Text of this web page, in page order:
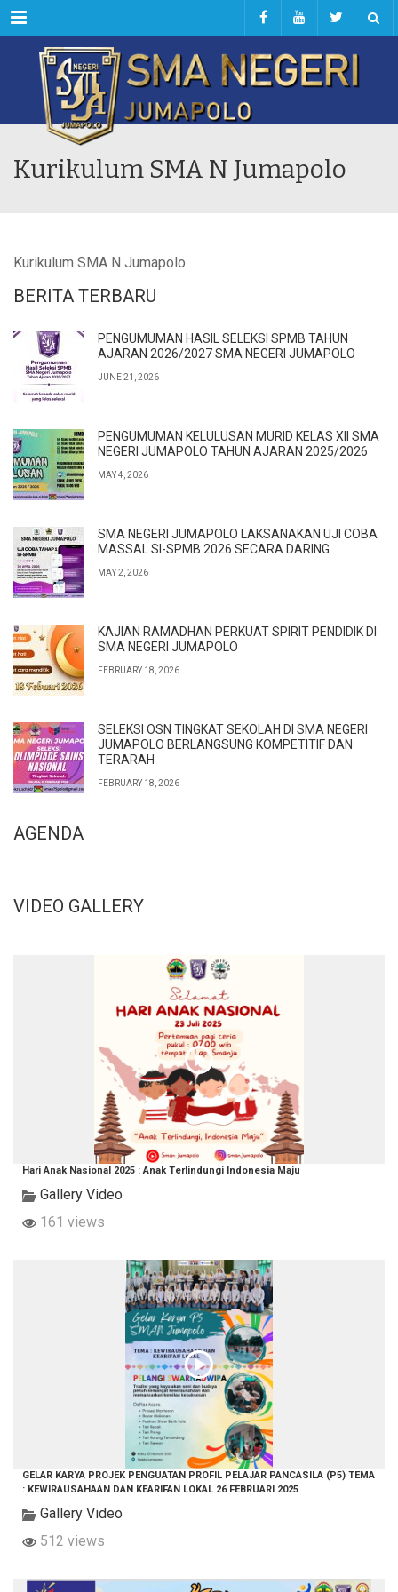
Menu
Kurikulum SMA N Jumapolo
Kurikulum SMA N Jumapolo
BERITA TERBARU
PENGUMUMAN HASIL SELEKSI SPMB TAHUN
AJARAN 2026/2027 SMA NEGERI JUMAPOLO
JUNE 21, 2026
PENGUMUMAN KELULUSAN MURID KELAS XII SMA
NEGERI JUMAPOLO TAHUN AJARAN 2025/2026
MAY 4, 2026
SMA NEGERI JUMAPOLO LAKSANAKAN UJI COBA
MASSAL SI-SPMB 2026 SECARA DARING
MAY 2, 2026
KAJIAN RAMADHAN PERKUAT SPIRIT PENDIDIK DI
SMA NEGERI JUMAPOLO
FEBRUARY 18, 2026
SELEKSI OSN TINGKAT SEKOLAH DI SMA NEGERI
JUMAPOLO BERLANGSUNG KOMPETITIF DAN
TERARAH
FEBRUARY 18, 2026
AGENDA
VIDEO GALLERY
Hari Anak Nasional 2025 : Anak Terlindungi Indonesia Maju
Gallery Video
161 views
GELAR KARYA PROJEK PENGUATAN PROFIL PELAJAR PANCASILA (P5) TEMA
: KEWIRAUSAHAAN DAN KEARIFAN LOKAL 26 FEBRUARI 2025
Gallery Video
512 views